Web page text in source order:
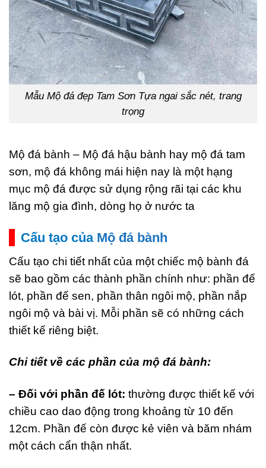
Mẫu Mộ đá đẹp Tam Sơn Tựa ngai sắc nét, trang
trọng
Mộ đá bành – Mộ đá hậu bành hay mộ đá tam
sơn, mộ đá không mái hiện nay là một hạng
mục mộ đá được sử dụng rộng rãi tại các khu
lăng mộ gia đình, dòng họ ở nước ta
Cấu tạo của Mộ đá bành
Cấu tạo chi tiết nhất của một chiếc mộ bành đá
sẽ bao gồm các thành phần chính như: phần đế
lót, phần đế sen, phần thân ngôi mộ, phần nắp
ngôi mộ và bài vị. Mỗi phần sẽ có những cách
thiết kế riêng biệt.
Chi tiết về các phần của mộ đá bành:
– Đối với phần đế lót: thường được thiết kế với
chiều cao dao động trong khoảng từ 10 đến
12cm. Phần đế còn được kẻ viên và băm nhám
một cách cẩn thận nhất.